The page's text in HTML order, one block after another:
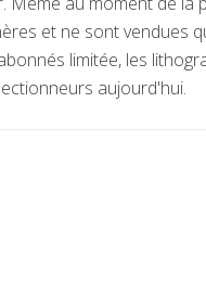
et ne sont vendues
limitée, les
aujourd'hui.